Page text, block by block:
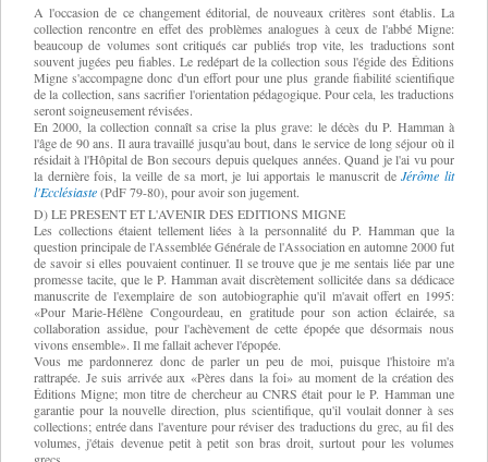
A l'occasion de ce changement éditorial, de nouveaux critères sont établis. La
collection rencontre en effet des problèmes analogues à ceux de l'abbé Migne:
beaucoup de volumes sont critiqués car publiés trop vite, les traductions sont
souvent jugées peu fiables. Le redépart de la collection sous l'égide des Éditions
Migne s'accompagne donc d'un effort pour une plus grande fiabilité scientifique
de la collection, sans sacrifier l'orientation pédagogique. Pour cela, les traductions
seront soigneusement révisées.
En 2000, la collection connaît sa crise la plus grave: le décès du P. Hamman à
l'âge de 90 ans. Il aura travaillé jusqu'au bout, dans le service de long séjour où il
résidait à l'Hôpital de Bon secours depuis quelques années. Quand je l'ai vu pour
la dernière fois, la veille de sa mort, je lui apportais le manuscrit deJérôme lit
l'Ecclésiaste(PdF 79-80), pour avoir son jugement.
D) LE PRESENT ET L'AVENIR DES EDITIONS MIGNE
Les collections étaient tellement liées à la personnalité du P. Hamman que la
question principale de l'Assemblée Générale de l'Association en automne 2000 fut
de savoir si elles pouvaient continuer. Il se trouve que je me sentais liée par une
promesse tacite, que le P. Hamman avait discrètement sollicitée dans sa dédicace
manuscrite de l'exemplaire de son autobiographie qu'il m'avait offert en 1995:
«Pour Marie-Hélène Congourdeau, en gratitude pour son action éclairée, sa
collaboration assidue, pour l'achèvement de cette épopée que désormais nous
vivons ensemble». Il me fallait achever l'épopée.
Vous me pardonnerez donc de parler un peu de moi, puisque l'histoire m'a
rattrapée. Je suis arrivée aux «Pères dans la foi» au moment de la création des
Éditions Migne; mon titre de chercheur au CNRS était pour le P. Hamman une
garantie pour la nouvelle direction, plus scientifique, qu'il voulait donner à ses
collections; entrée dans l'aventure pour réviser des traductions du grec, au fil des
volumes, j'étais devenue petit à petit son bras droit, surtout pour les volumes